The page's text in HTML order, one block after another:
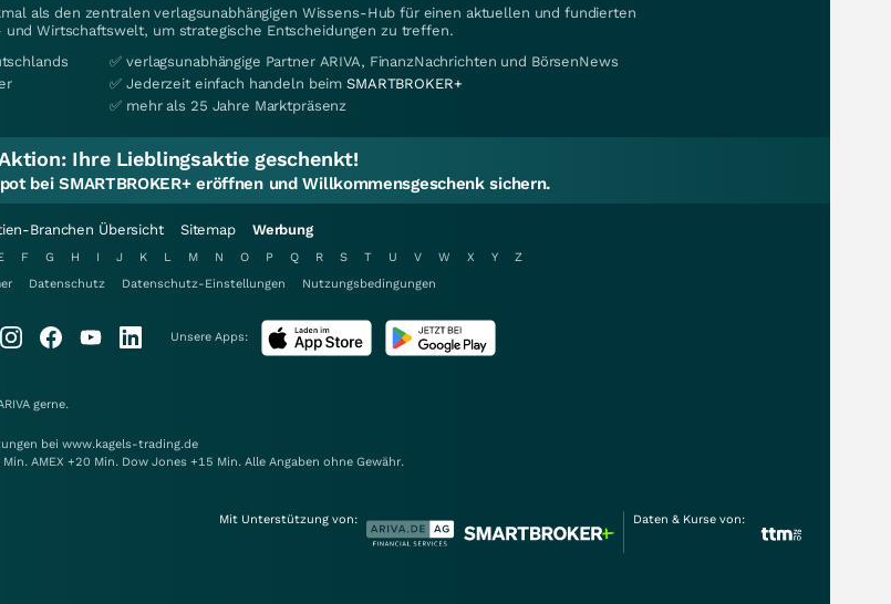
als den zentralen verlagsunabhängigen Wissens-Hub für einen aktuellen und fundierten
und Wirtschaftswelt, um strategische Entscheidungen zu treffen.
✅ verlagsunabhängige Partner ARIVA, FinanzNachrichten und BörsenNews
✅ Jederzeit einfach handeln beimSMARTBROKER+
✅ mehr als 25 Jahre Marktpräsenz
Ihre Lieblingsaktie geschenkt!
bei SMARTBROKER+ eröffnen und Willkommensgeschenk sichern.
Branchen Übersicht Sitemap Werbung
F G H I J K L M N O P Q R S T U V W X Y
Z
Datenschutz Datenschutz-Einstellungen Nutzungsbedingungen
Unsere Apps:
gerne.
bei www.kagels-trading.de
AMEX +20 Min. Dow Jones +15 Min. Alle Angaben ohne Gewähr.
Mit Unterstützung von: Daten & Kurse von: